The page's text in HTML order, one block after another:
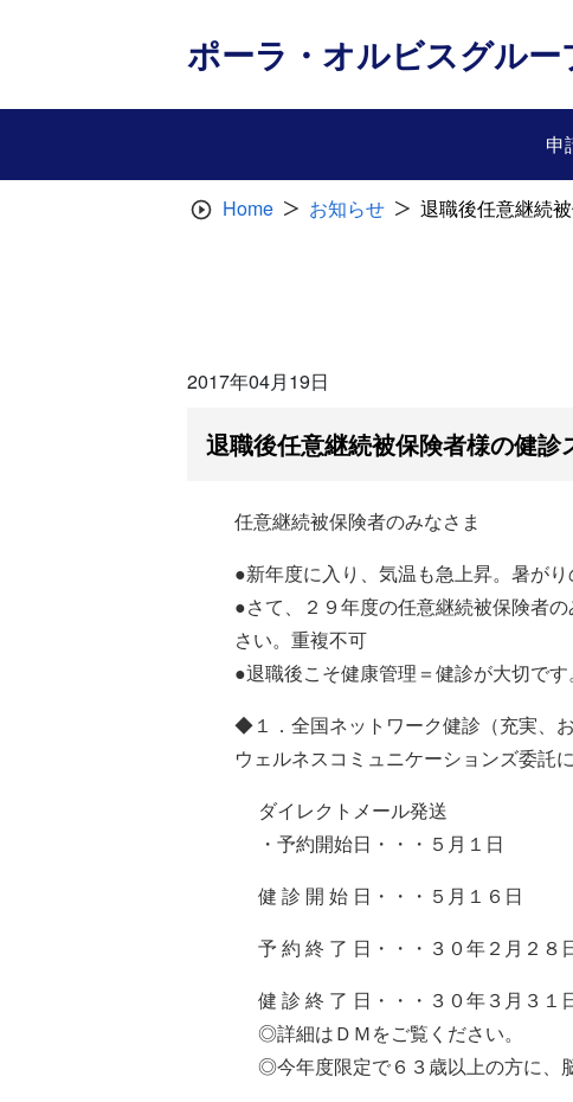
ポーラ・オルビスグルー
申
Home お知らせ 退職後任意継続
2017年04月19日
退職後任意継続被保険者様の健
任意継続被保険者のみなさま
●新年度に入り、気温も急上昇。暑がり
●さて、２９年度の任意継続被保険者
さい。重複不可
●退職後こそ健康管理＝健診が大切です
◆１．全国ネットワーク健診（充実、お
ウェルネスコミュニケーションズ委託
ダイレクトメール発送
・予約開始日・・・５月１日
健 診 開 始 日・・・５月１６日
予 約 終 了 日・・・３０年２月２８
健 診 終 了 日・・・３０年３月３１
◎詳細はＤＭをご覧ください。
◎今年度限定で６３歳以上の方に、